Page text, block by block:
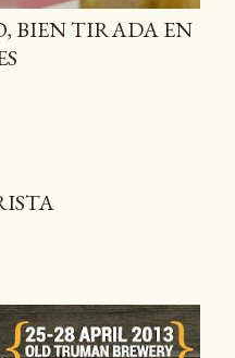
BIEN TIRADA EN